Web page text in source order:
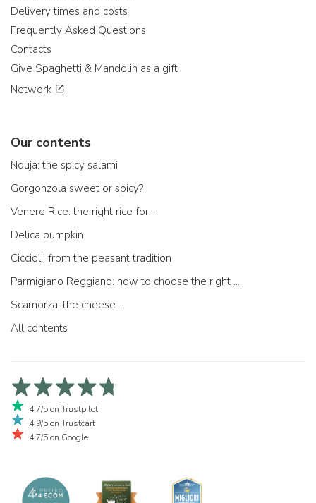
Delivery times and costs
Frequently Asked Questions
Contacts
Give Spaghetti & Mandolin as a gift
Network
Our contents
Nduja: the spicy salami
Gorgonzola sweet or spicy?
Venere Rice: the right rice for...
Delica pumpkin
Ciccioli, from the peasant tradition
Parmigiano Reggiano: how to choose the right one
Scamorza: the cheese ...
All contents
4,7/5 on Trustpilot
4,9/5 on Trustcart
4,7/5 on Google